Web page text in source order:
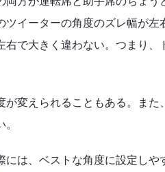
ツイーターの角度のズレ幅が
右で大きく違わない。つまり
が変えられることもある。ま
には、ベストな角度に設定し